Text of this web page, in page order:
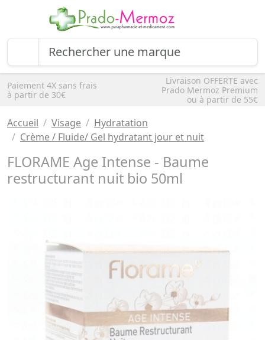
Paiement 4X sans frais
à partir de 30€
Livraison OFFERTE avec
Prado Mermoz Premium
ou à partir de 55€
Accueil Visage
Hydratation
Crème / Fluide/ Gel hydratant jour et nuit
FLORAME Age Intense - Baume
restructurant nuit bio 50ml